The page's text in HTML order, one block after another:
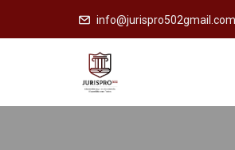
info@jurispro502gmail.com